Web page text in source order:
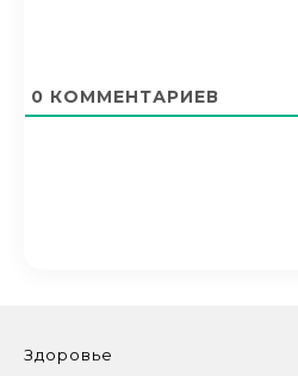
0 КОММЕНТАРИЕВ
Здоровье